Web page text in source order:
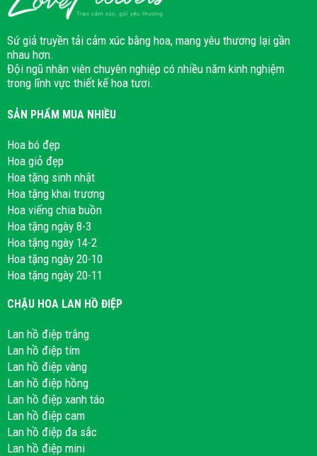
Sứ giả truyền tải cảm xúc bằng hoa, mang yêu thương lại gần
nhau hơn.
Đội ngũ nhân viên chuyên nghiệp có nhiều năm kinh nghiệm
trong lĩnh vực thiết kế hoa tươi.
SẢN PHẨM MUA NHIỀU
Hoa bó đẹp
Hoa giỏ đẹp
Hoa tặng sinh nhật
Hoa tặng khai trương
Hoa viếng chia buồn
Hoa tặng ngày 8-3
Hoa tặng ngày 14-2
Hoa tặng ngày 20-10
Hoa tặng ngày 20-11
CHẬU HOA LAN HỒ ĐIỆP
Lan hồ điệp trắng
Lan hồ điệp tím
Lan hồ điệp vàng
Lan hồ điệp hồng
Lan hồ điệp xanh táo
Lan hồ điệp cam
Lan hồ điệp đa sắc
Lan hồ điệp mini